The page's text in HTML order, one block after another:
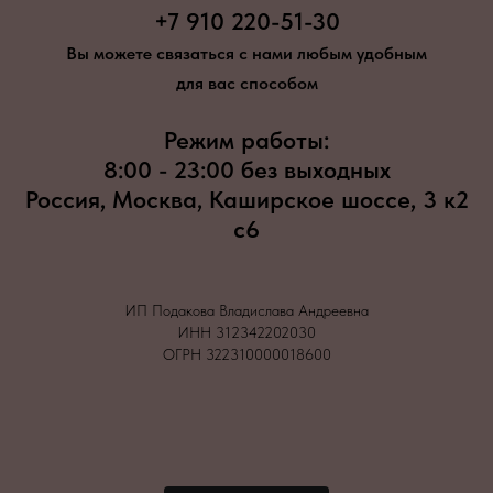
+7 910 220-51-30
Вы можете связаться с нами любым удобным
для вас способом
Режим работы:
8:00 - 23:00 без выходных
Россия, Москва, Каширское шоссе, 3 к2
с6
ИП Подакова Владислава Андреевна
ИНН 312342202030
ОГРН 322310000018600